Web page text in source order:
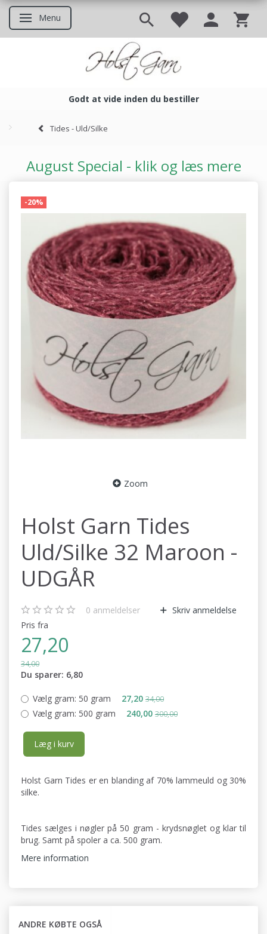
Skifte navigation
Menu
Godt at vide inden du bestiller
Tides - Uld/Silke
August Special - klik og læs mere
-20%
Zoom
Holst Garn Tides
Uld/Silke 32 Maroon -
UDGÅR
0 anmeldelser
Skriv anmeldelse
Pris fra
27,20
34,00
Du sparer: 6,80
Vælg gram: 50 gram 27,20 34,00
Vælg gram: 500 gram 240,00 300,00
Læg i kurv
Holst Garn Tides er en blanding af 70% lammeuld og 30%
silke.
Tides sælges i nøgler på 50 gram - krydsnøglet og klar til
brug. Samt på spoler a ca. 500 gram.
Mere information
ANDRE KØBTE OGSÅ